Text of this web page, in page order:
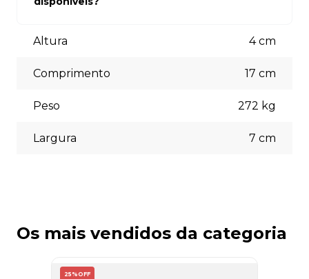
está à disposição para auxiliá-lo.
(5% off) cartões de crédito, boleto bancário. Você pode
escolher a opção que melhor se adapte às suas
Altura 4cm
Comprimento 17 cm
Peso 272 kg
Largura 7 cm
Os mais vendidos da categoria
25% OFF